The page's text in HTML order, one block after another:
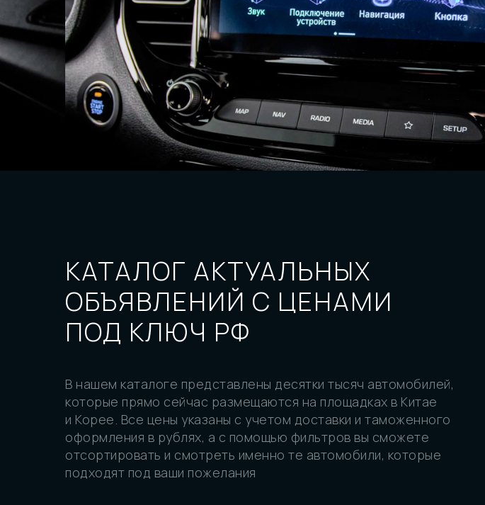
КАТАЛОГ АКТУАЛЬНЫХ
ОБЪЯВЛЕНИЙ С ЦЕНАМИ
ПОД КЛЮЧ РФ
В нашем каталоге представлены десятки тысяч автомобилей,
которые прямо сейчас размещаются на площадках в Китае
и Корее. Все цены указаны с учетом доставки и таможенного
оформления в рублях, а с помощью фильтров вы сможете
отсортировать и смотреть именно те автомобили, которые
подходят под ваши пожелания